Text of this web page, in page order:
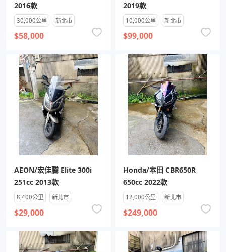
2016款
30,000公里 新北市
$58,000
2019款
10,000公里 新北市
$99,000
AEON/宏佳騰 Elite 300i
251cc 2013款
8,400公里 新北市
$29,000
Honda/本田 CBR650R
650cc 2022款
12,000公里 新北市
$249,000